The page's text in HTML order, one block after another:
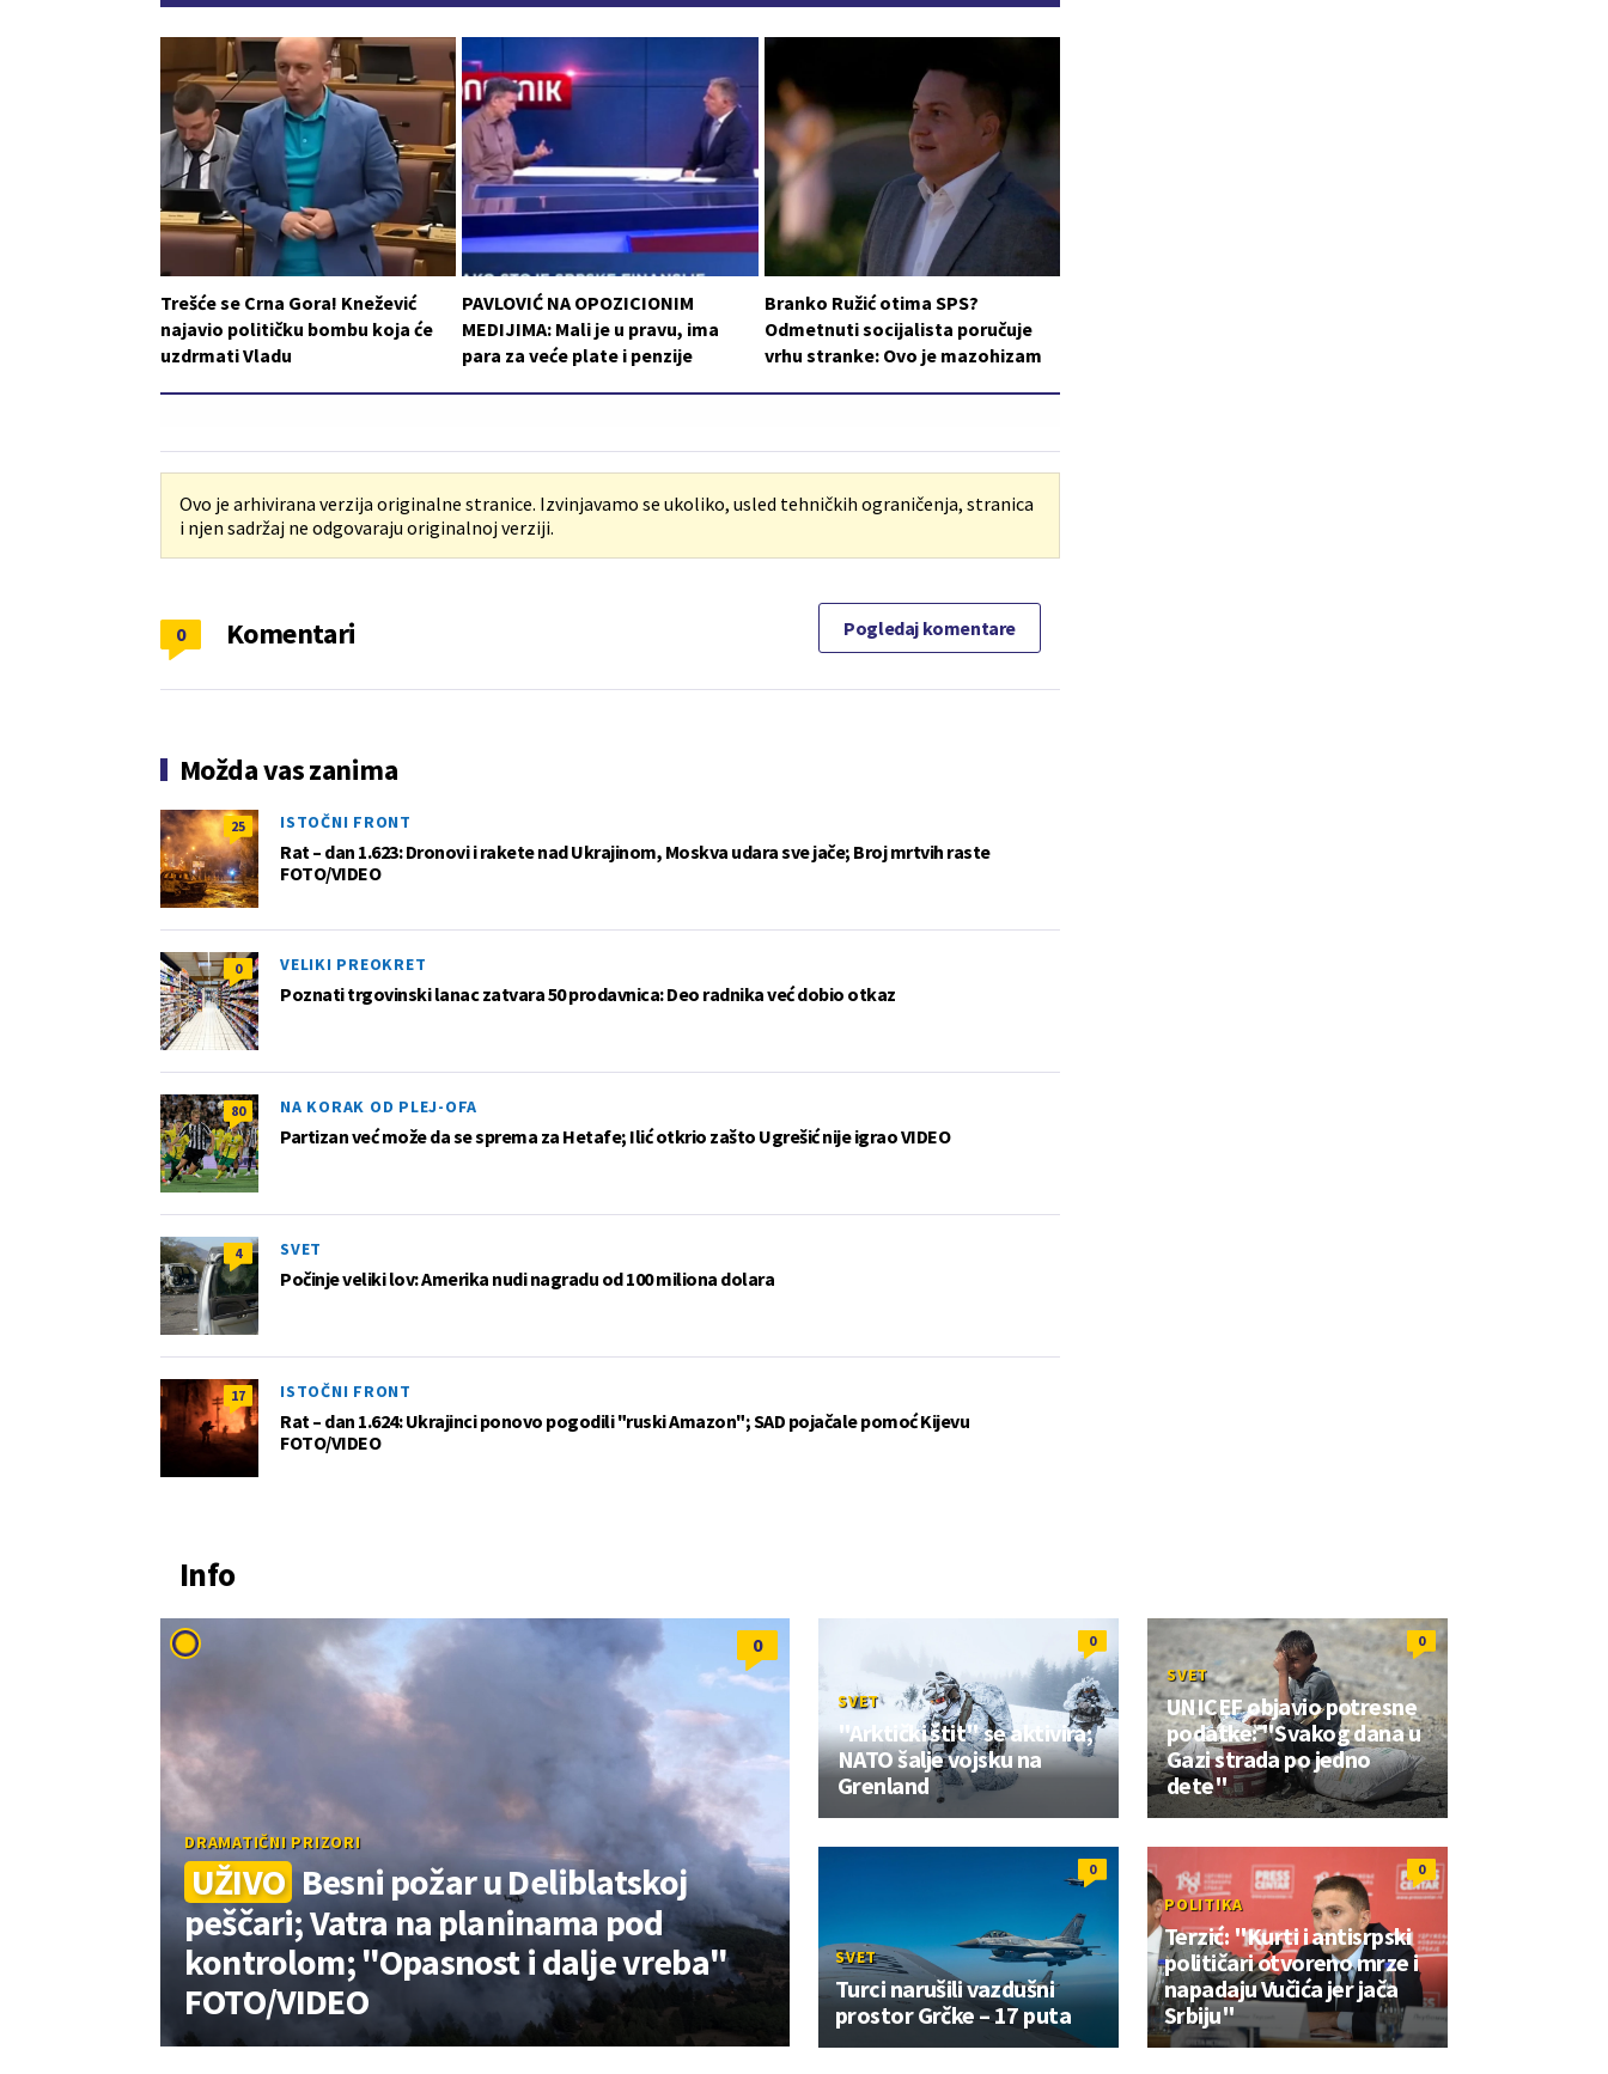
Trešće se Crna Gora! Knežević
najavio političku bombu koja će
uzdrmati Vladu
PAVLOVIĆ NA OPOZICIONIM
MEDIJIMA: Mali je u pravu, ima
para za veće plate i penzije
Branko Ružić otima SPS?
Odmetnuti socijalista poručuje
vrhu stranke: Ovo je mazohizam
Ovo je arhivirana verzija originalne stranice. Izvinjavamo se ukoliko, usled tehničkih ograničenja, stranica
i njen sadržaj ne odgovaraju originalnoj verziji.
Komentari
0 Pogledaj komentare
Možda vas zanima
25 ISTOČNI FRONT
Rat – dan 1.623: Dronovi i rakete nad Ukrajinom, Moskva udara sve jače; Broj mrtvih raste
FOTO/VIDEO
0 VELIKI PREOKRET
Poznati trgovinski lanac zatvara 50 prodavnica: Deo radnika već dobio otkaz
80 NA KORAK OD PLEJ-OFA
Partizan već može da se sprema za Hetafe; Ilić otkrio zašto Ugrešić nije igrao VIDEO
4 SVET
Počinje veliki lov: Amerika nudi nagradu od 100 miliona dolara
17 ISTOČNI FRONT
Rat – dan 1.624: Ukrajinci ponovo pogodili "ruski Amazon"; SAD pojačale pomoć Kijevu
FOTO/VIDEO
Info
0
DRAMATIČNI PRIZORI
UŽIVO Besni požar u Deliblatskoj
peščari; Vatra na planinama pod
kontrolom; "Opasnost i dalje vreba"
FOTO/VIDEO
0
SVET
"Arktički štit" se aktivira;
NATO šalje vojsku na
Grenland
0
SVET
UNICEF objavio potresne
podatke: "Svakog dana u
Gazi strada po jedno
dete"
0
SVET
Turci narušili vazdušni
prostor Grčke – 17 puta
0
POLITIKA
Terzić: "Kurti i antisrpski
političari otvoreno mrze i
napadaju Vučića jer jača
Srbiju"